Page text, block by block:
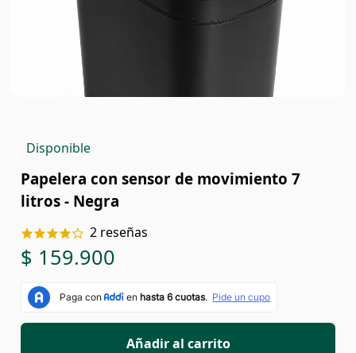
Disponible
Papelera con sensor de movimiento 7
litros - Negra
2 reseñas
$ 159.900
Añadir al carrito